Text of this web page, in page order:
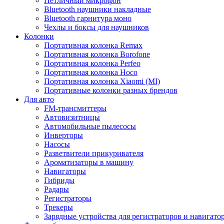
Bluetooth наушники накладные
Bluetooth гарнитура моно
Чехлы и боксы для наушников
Колонки
Портативная колонка Remax
Портативная колонка Borofone
Портативная колонка Perfeo
Портативная колонка Hoco
Портативная колонка Xiaomi (MI)
Портативные колонки разных брендов
Для авто
FM-трансмиттеры
Автовизитницы
Автомобильные пылесосы
Инверторы
Насосы
Разветвители прикуривателя
Ароматизаторы в машину
Навигаторы
Гибриды
Радары
Регистраторы
Трекеры
Зарядные устройства для регистраторов и